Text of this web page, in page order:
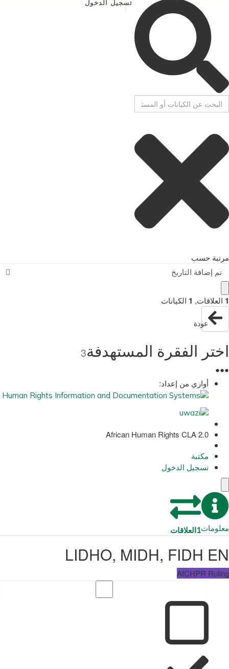
تسجيل الدخول
مرتبة حسب
تم إضافة التاريخ
1 العلاقات,
1 الكيانات
عودة
اختر الفقرة المستهدفة3
●
●
●
أوازي من إعداد:
African Human Rights CLA 2.0
مكتبة
تسجيل الدخول
معلومات1العلاقات
LIDHO, MIDH, FIDH EN
AfCHPR Ruling